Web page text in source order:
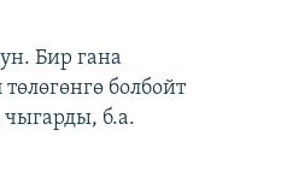
Бир гана
болбойт
б.а.